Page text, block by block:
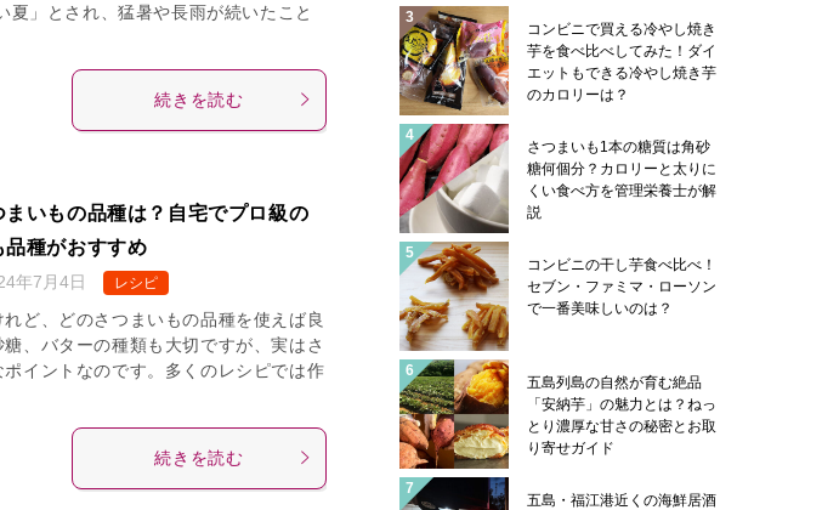
」とされ、猛暑や長雨が続いたこと
続きを読む
いもの品種は？自宅でプロ級の
品種がおすすめ
年7月4日 レシピ
ど、どのさつまいもの品種を使えば良
、バターの種類も大切ですが、実はさ
イントなのです。多くのレシピでは作
続きを読む
コンビニで買える冷やし焼き
芋を食べ比べしてみた！ダイ
エットもできる冷やし焼き芋
のカロリーは？
さつまいも1本の糖質は角砂
糖何個分？カロリーと太りに
くい食べ方を管理栄養士が解
説
コンビニの干し芋食べ比べ！
セブン・ファミマ・ローソン
で一番美味しいのは？
五島列島の自然が育む絶品
「安納芋」の魅力とは？ねっ
とり濃厚な甘さの秘密とお取
り寄せガイド
五島・福江港近くの海鮮居酒